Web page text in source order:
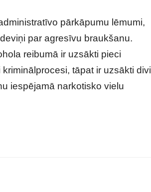
pārkāpumu lēmumi,
par agresīvu braukšanu.
reibumā ir uzsākti pieci
tāpat ir uzsākti divi
iespējamā narkotisko vielu